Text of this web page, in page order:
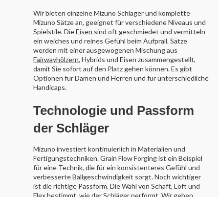
Wir bieten einzelne Mizuno Schläger und komplette
Mizuno Sätze an, geeignet für verschiedene Niveaus und
Spielstile. DieEisen sind oft geschmiedet und vermitteln
ein weiches und reines Gefühl beim Aufprall. Sätze
werden mit einer ausgewogenen Mischung aus
Fairwayhölzern, Hybrids und Eisen zusammengestellt,
damit Sie sofort auf den Platz gehen können. Es gibt
Optionen für Damen und Herren und für unterschiedliche
Handicaps.
Technologie und Passform
der Schläger
Mizuno investiert kontinuierlich in Materialien und
Fertigungstechniken. Grain Flow Forging ist ein Beispiel
für eine Technik, die für ein konsistenteres Gefühl und
verbesserte Ballgeschwindigkeit sorgt. Noch wichtiger
ist die richtige Passform. Die Wahl von Schaft, Loft und
Flex bestimmt, wie der Schläger performt. Wir geben